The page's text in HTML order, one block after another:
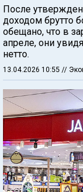
После
доходом брутто
обещано, что в
апреле, они
нетто.
13.04.2026 10:55 //